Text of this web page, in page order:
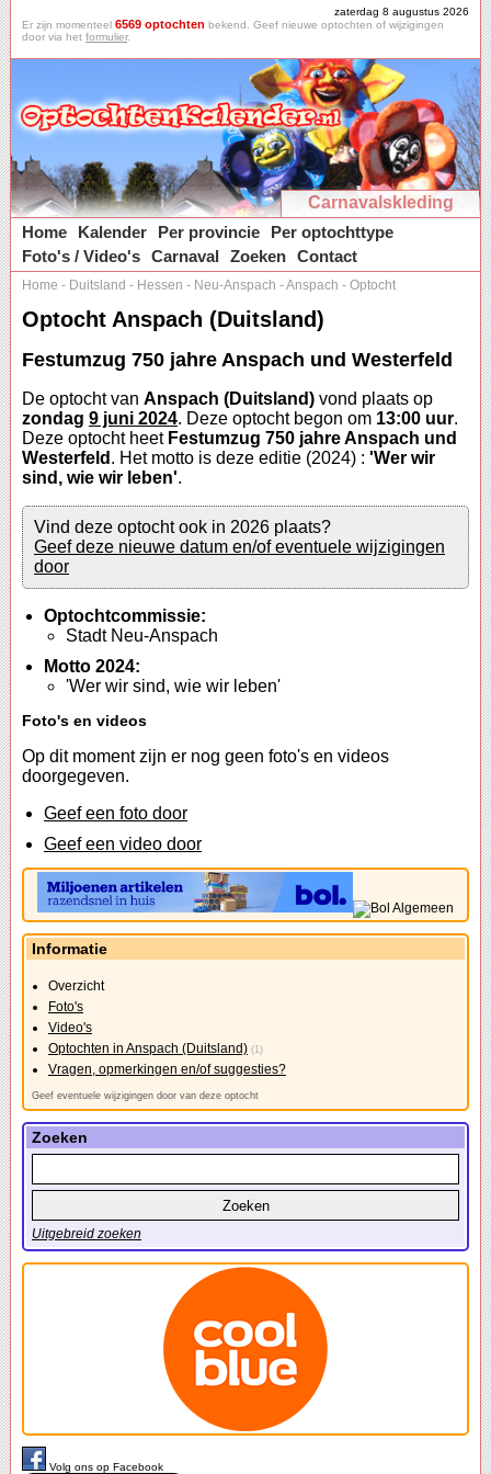
zaterdag 8 augustus 2026
Er zijn momenteel 6569 optochten bekend. Geef nieuwe optochten of wijzigingen
door via het formulier.
Carnavalskleding
Home
Kalender Per provincie
Per optochttype
Foto's / Video's Carnaval Zoeken Contact
Home - Duitsland - Hessen - Neu-Anspach -Anspach - Optocht
Optocht Anspach (Duitsland)
Festumzug 750 jahre Anspach und Westerfeld
De optocht van Anspach (Duitsland) vond plaats op
zondag 9 juni 2024. Deze optocht begon om 13:00 uur.
Deze optocht heet Festumzug 750 jahre Anspach und
Westerfeld . Het motto is deze editie (2024) : 'Wer wir
sind, wie wir leben'.
Vind deze optocht ook in 2026 plaats?
Geef deze nieuwe datum en/of eventuele wijzigingen
door
Optochtcommissie:
Stadt Neu-Anspach
Motto 2024:
'Wer wir sind, wie wir leben'
Foto's en videos
Op dit moment zijn er nog geen foto's en videos
doorgegeven.
Geef een foto door
Geef een video door
Informatie
Overzicht
Foto's
Video's
Optochten in Anspach (Duitsland) (1)
Vragen, opmerkingen en/of suggesties?
Geef eventuele wijzigingen door van deze optocht
Zoeken
Uitgebreid zoeken
Volg ons op Facebook